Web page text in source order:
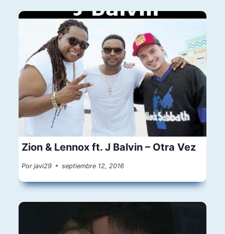
Zion & Lennox ft. J Balvin – Otra Vez
Por javi29 septiembre 12, 2016